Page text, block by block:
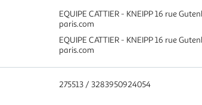
EQUIPE CATTIER - KNEIPP 16 rue
paris.com
EQUIPE CATTIER - KNEIPP 16 rue
paris.com
275513 / 3283950924054